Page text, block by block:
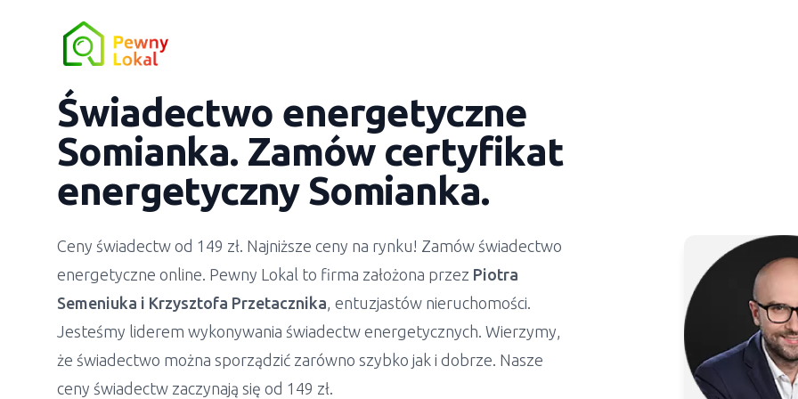
Świadectwo energetyczne
Somianka. Zamów certyfikat
energetyczny Somianka.
Ceny świadectw od 149 zł. Najniższe ceny na rynku! Zamów świadectwo
energetyczne online. Pewny Lokal to firma założona przez Piotra
Semeniuka i Krzysztofa Przetacznika, entuzjastów nieruchomości.
Jesteśmy liderem wykonywania świadectw energetycznych. Wierzymy,
że świadectwo można sporządzić zarówno szybko jak i dobrze. Nasze
ceny świadectw zaczynają się od 149 zł.